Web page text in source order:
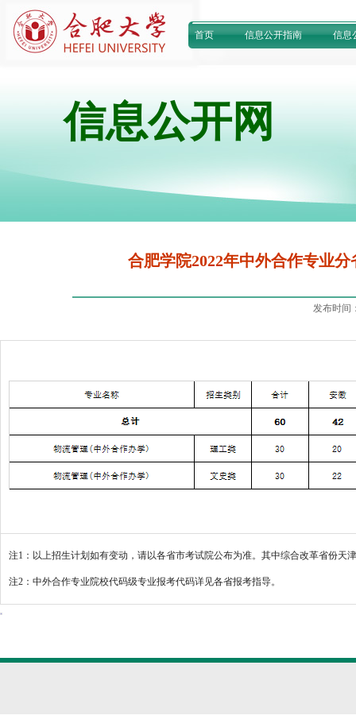
首页 信息公开指南 信息
信息公开网
合肥学院2022年中外合作专业
发布时间
注1：以上招生计划如有变动，请以各省市考试院公布为准。其中综合改革省份
注2：中外合作专业院校代码级专业报考代码详见各省报考指导。